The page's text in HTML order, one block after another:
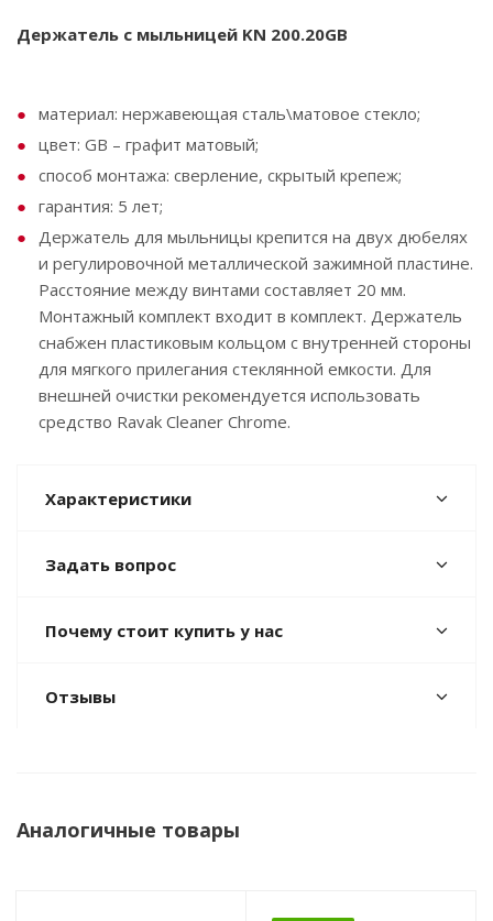
Держатель с мыльницей KN 200.20GB
материал: нержавеющая сталь\матовое стекло;
цвет: GB – графит матовый;
способ монтажа: сверление, скрытый крепеж;
гарантия: 5 лет;
Держатель для мыльницы крепится на двух дюбелях
и регулировочной металлической зажимной пластине.
Расстояние между винтами составляет 20 мм.
Монтажный комплект входит в комплект. Держатель
снабжен пластиковым кольцом с внутренней стороны
для мягкого прилегания стеклянной емкости. Для
внешней очистки рекомендуется использовать
средство Ravak Cleaner Chrome.
Характеристики
Задать вопрос
Почему стоит купить у нас
Отзывы
Аналогичные товары